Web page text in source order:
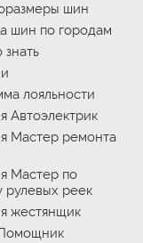
шин
шин по городам
лояльности
Автоэлектрик
Мастер ремонта
Мастер по
рулевых реек
жестянщик